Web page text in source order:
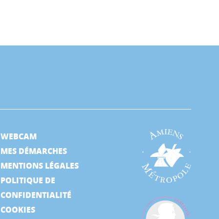
WEBCAM
MES DÉMARCHES
MENTIONS LÉGALES
POLITIQUE DE
CONFIDENTIALITÉ
COOKIES